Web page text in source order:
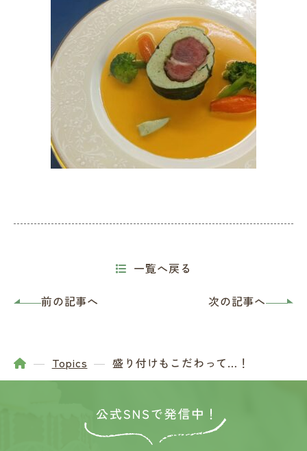
前の記事へ
一覧へ戻る
次の記事へ
Topics 盛り付けもこだわって…！